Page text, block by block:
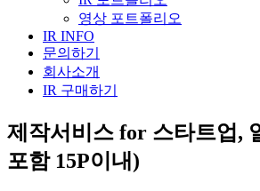
영상 포트폴리오
IR INFO
문의하기
회사소개
IR 구매하기
제작서비스 for 스타트업,
포함 15P이내)